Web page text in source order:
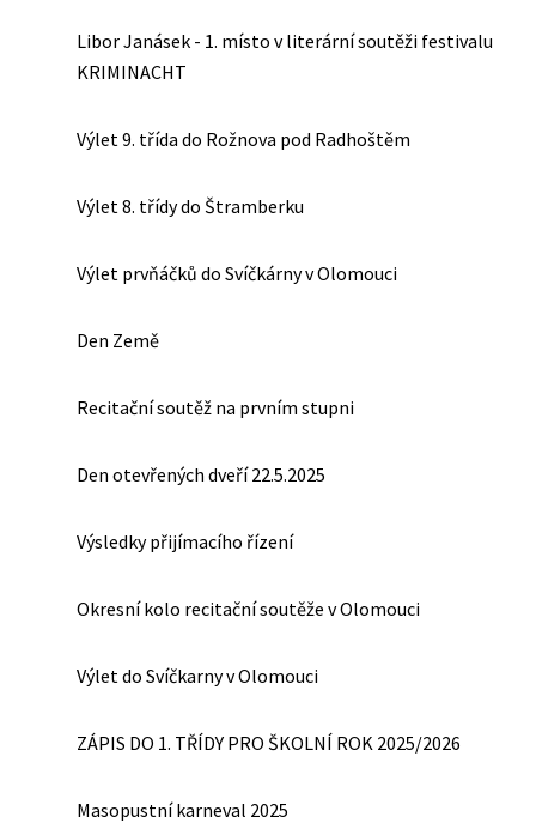
Libor Janásek - 1. místo v literární soutěži festivalu
KRIMINACHT
Výlet 9. třída do Rožnova pod Radhoštěm
Výlet 8. třídy do Štramberku
Výlet prvňáčků do Svíčkárny v Olomouci
Den Země
Recitační soutěž na prvním stupni
Den otevřených dveří 22.5.2025
Výsledky přijímacího řízení
Okresní kolo recitační soutěže v Olomouci
Výlet do Svíčkarny v Olomouci
ZÁPIS DO 1. TŘÍDY PRO ŠKOLNÍ ROK 2025/2026
Masopustní karneval 2025